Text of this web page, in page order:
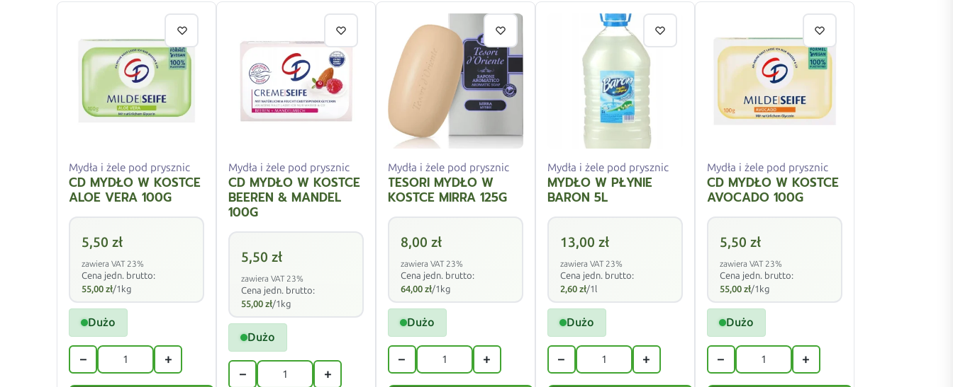
Mydła i żele pod prysznic
CD MYDŁO W KOSTCE
ALOE VERA 100G
5,50zł
zawiera VAT 23%
Cena jedn. brutto:
55,00zł/1kg
Dużo
− +
Mydła i żele pod prysznic
CD MYDŁO W KOSTCE
BEEREN & MANDEL
100G
5,50zł
zawiera VAT 23%
Cena jedn. brutto:
55,00zł/1kg
Dużo
− +
Mydła i żele pod prysznic
TESORI MYDŁO W
KOSTCE MIRRA 125G
8,00 zł
zawiera VAT 23%
Cena jedn. brutto:
64,00 zł/1kg
Dużo
− +
Mydła i żele pod prysznic
MYDŁO W PŁYNIE
BARON 5L
13,00 zł
zawiera VAT 23%
Cena jedn. brutto:
2,60 zł/1l
Dużo
− +
Mydła i żele pod prysznic
CD MYDŁO W KOSTCE
AVOCADO 100G
5,50 zł
zawiera VAT 23%
Cena jedn. brutto:
55,00 zł/1kg
Dużo
− +